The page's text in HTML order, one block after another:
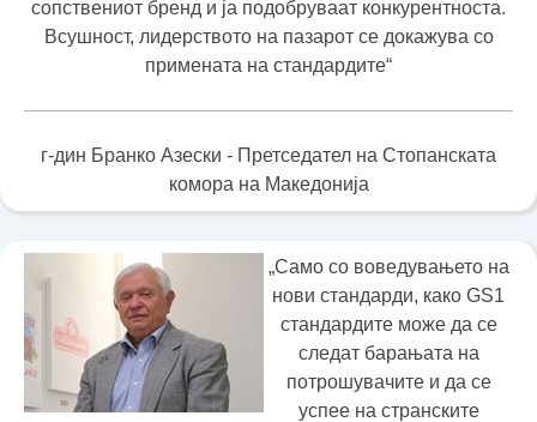
сопствениот бренд и ја подобруваат конкурентноста.
Всушност, лидерството на пазарот се докажува со
примената на стандардите“
г-дин Бранко Азески - Претседател на Стопанската
комора на Македонија
„Само со воведувањето на
нови стандарди, како GS1
стандардите може да се
следат барањата на
потрошувачите и да се
успее на странските